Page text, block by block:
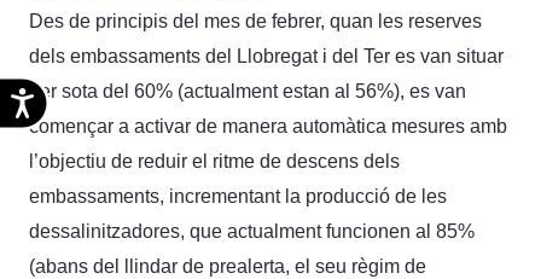
Accesibilidad
Des de principis del mes de febrer, quan les reserves
dels embassaments del Llobregat i del Ter es van situar
per sota del 60% (actualment estan al 56%), es van
començar a activar de manera automàtica mesures amb
l’objectiu de reduir el ritme de descens dels
embassaments, incrementant la producció de les
dessalinitzadores, que actualment funcionen al 85%
(abans del llindar de prealerta, el seu règim de